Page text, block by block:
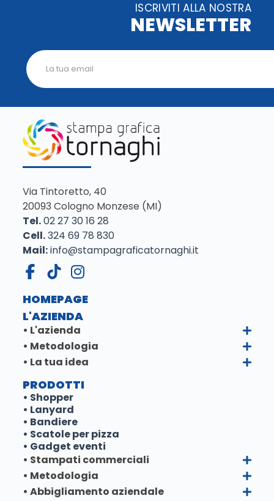
ISCRIVITI ALLA NOSTRA
NEWSLETTER
Via Tintoretto, 40
20093 Cologno Monzese (MI)
Tel.02 27 30 16 28
Cell.324 69 78 830
Mail:info@stampagraficatornaghi.it
HOMEPAGE
L'AZIENDA
• L'azienda
• Metodologia
• La tua idea
PRODOTTI
• Shopper
• Lanyard
• Bandiere
• Scatole per pizza
• Gadget eventi
• Stampati commerciali
• Metodologia
• Abbigliamento aziendale